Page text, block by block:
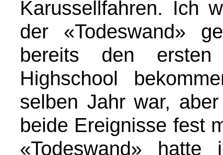
Karussellfahren. Ich
der «Todeswand»
bereits den
Highschool
selben Jahr war,
beide Ereignisse fest
«Todeswand»